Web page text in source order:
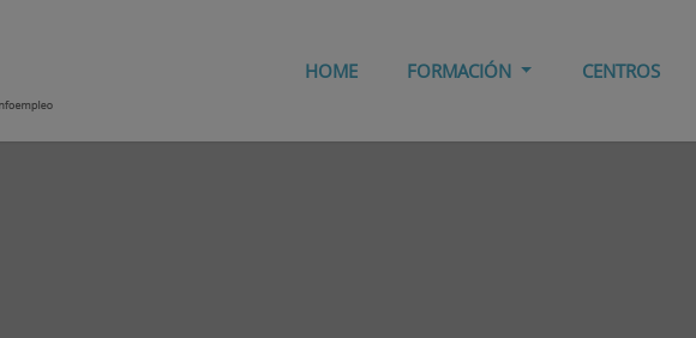
HOME FORMACIÓN CENTROS